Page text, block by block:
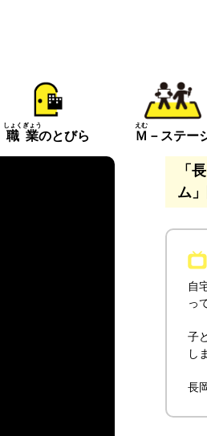
職業
しょくぎょう
のとびら Ｍ
えむ
－ステー
「
ム
自
っ
子
し
長